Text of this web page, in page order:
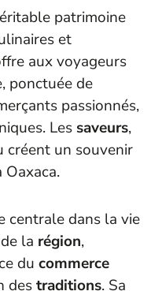
patrimoine
et
aux voyageurs
ponctuée de
passionnés,
Les saveurs,
créent un souvenir
Oaxaca.
centrale dans la vie
la région,
du commerce
destraditions. Sa